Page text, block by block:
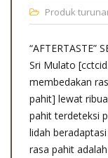
Produk
“AFTERTASTE”
Sri Mulato
membedakan
pahit] lewat
pahit terdeteksi
lidah
rasa pahit